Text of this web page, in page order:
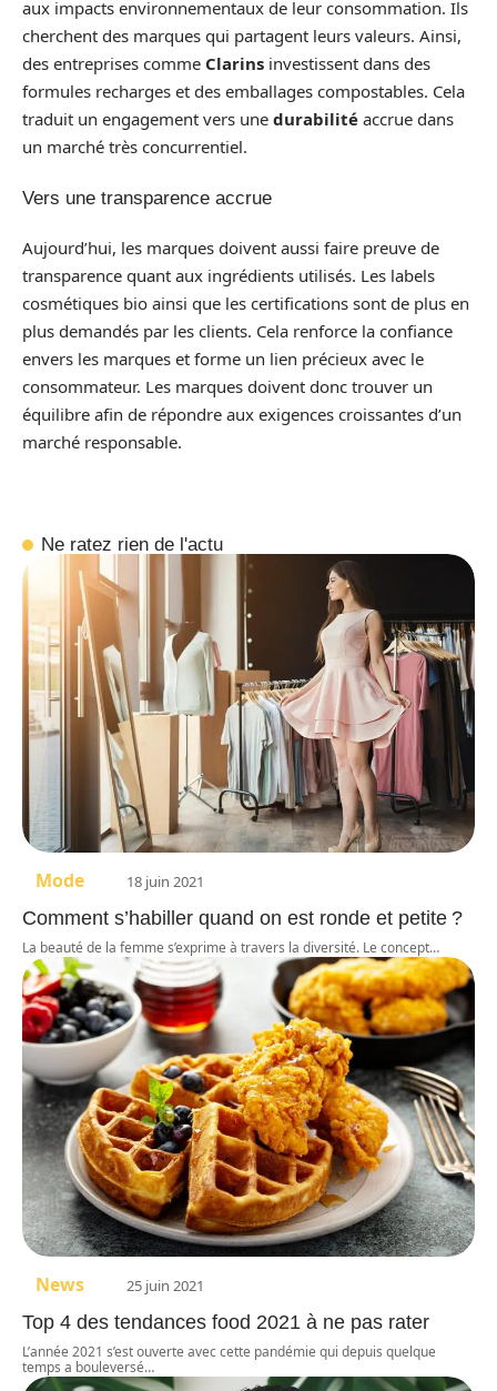
aux impacts environnementaux de leur consommation. Ils
cherchent des marques qui partagent leurs valeurs. Ainsi,
des entreprises comme Clarins investissent dans des
formules recharges et des emballages compostables. Cela
traduit un engagement vers une durabilité accrue dans
un marché très concurrentiel.
Vers une transparence accrue
Aujourd’hui, les marques doivent aussi faire preuve de
transparence quant aux ingrédients utilisés. Les labels
cosmétiques bio ainsi que les certifications sont de plus en
plus demandés par les clients. Cela renforce la confiance
envers les marques et forme un lien précieux avec le
consommateur. Les marques doivent donc trouver un
équilibre afin de répondre aux exigences croissantes d’un
marché responsable.
Ne ratez rien de l'actu
Mode 18 juin 2021
Comment s’habiller quand on est ronde et petite ?
La beauté de la femme s’exprime à travers la diversité. Le concept…
News 25 juin 2021
Top 4 des tendances food 2021 à ne pas rater
L’année 2021 s’est ouverte avec cette pandémie qui depuis quelque
temps a bouleversé…